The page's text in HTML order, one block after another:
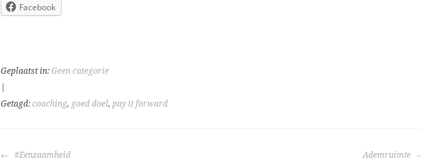
Facebook
Geplaatst in: Geen categorie
Getagd: coaching, goed doel, pay it forward
BERICHTNAVIGATIE
#Eenzaamheid Ademruimte